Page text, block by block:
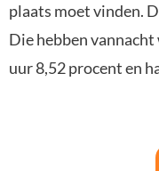
plaats moet vinden.
Die hebben
uur 8,52 procent en